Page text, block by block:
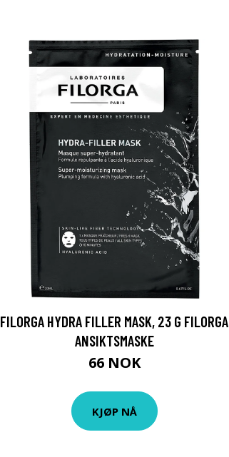
FILORGA HYDRA FILLER MASK, 23 G FILORGA
ANSIKTSMASKE
66 NOK
KJØP NÅ